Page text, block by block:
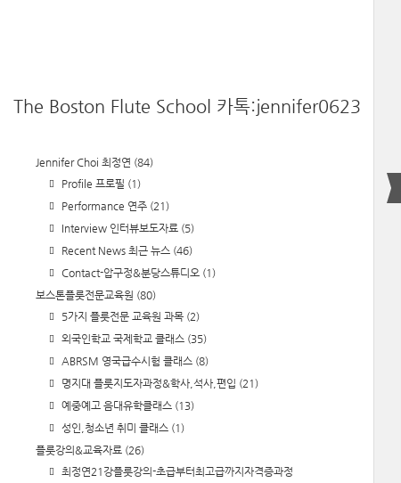
The Boston Flute School 카톡:jennifer0623
Jennifer Choi 최정연 (84)
Profile 프로필 (1)
Performance 연주 (21)
Interview 인터뷰보도자료 (5)
Recent News 최근 뉴스 (46)
Contact-압구정&분당스튜디오 (1)
보스톤플룻전문교육원 (80)
5가지 플룻전문 교육원 과목 (2)
외국인학교 국제학교 클래스 (35)
ABRSM 영국급수시험 클래스 (8)
명지대 플룻지도자과정&학사,석사,편입 (21)
예중예고 음대유학클래스 (13)
성인,청소년 취미 클래스 (1)
플룻강의&교육자료 (26)
최정연21강플룻강의-초급부터최고급까지자격증과정